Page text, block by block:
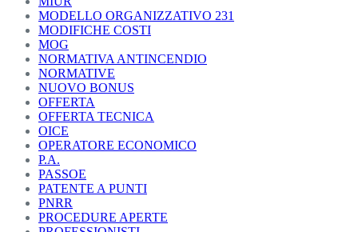
MODELLO ORGANIZZATIVO 231
MODIFICHE COSTI
MOG
NORMATIVA ANTINCENDIO
NORMATIVE
NUOVO BONUS
OFFERTA
OFFERTA TECNICA
OICE
OPERATORE ECONOMICO
P.A.
PASSOE
PATENTE A PUNTI
PNRR
PROCEDURE APERTE